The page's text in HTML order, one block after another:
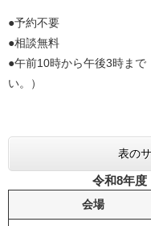
●予約不要
●相談無料
●午前10時から午後3時まで
い。）
表の
令和8年
会場